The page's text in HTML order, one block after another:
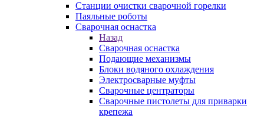
Станции очистки сварочной горелки
Паяльные роботы
Сварочная оснастка
Назад
Сварочная оснастка
Подающие механизмы
Блоки водяного охлаждения
Электросварные муфты
Сварочные центраторы
Сварочные пистолеты для приварки
крепежа